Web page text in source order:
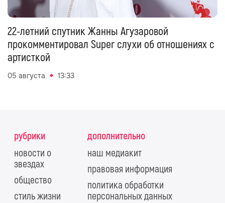
22-летний спутник Жанны Агузаровой
прокомментировал Super слухи об отношениях с
артисткой
05 августа 13:33
рубрики
новости о
звездах
общество
стиль жизни
дополнительно
наш медиакит
правовая информация
политика обработки
персональных данных